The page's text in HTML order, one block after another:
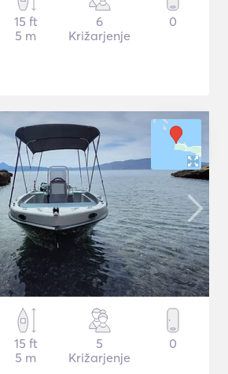
15 ft
5 m
6
Križarjenje
0
15 ft
5 m
5
Križarjenje
0